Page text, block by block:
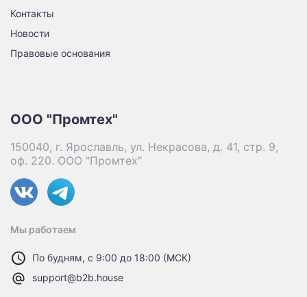
Контакты
Новости
Правовые основания
ООО "Промтех"
150040, г. Ярославль, ул. Некрасова, д. 41, стр. 9,
оф. 220. ООО "Промтех"
Мы работаем
По будням, с 9:00 до 18:00 (МСК)
support@b2b.house